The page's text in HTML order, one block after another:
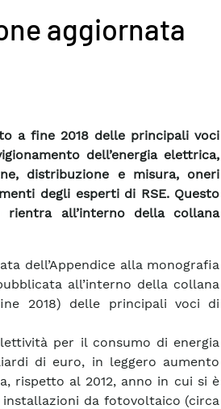
aggiornata
a fine 2018 delle principali voci
dell’energia elettrica,
distribuzione e misura, oneri
degli esperti di RSE. Questo
all’interno della collana
dell’Appendice alla monografia
all’interno della collana
2018) delle principali voci di
per il consumo di energia
di euro, in leggero aumento
rispetto al 2012, anno in cui si è
da fotovoltaico (circa